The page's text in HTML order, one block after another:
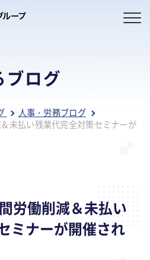
ブログ
人事・労務ブログ
未払い残業代完全対策セミナーが
労働削減＆未払い
ミナーが開催され